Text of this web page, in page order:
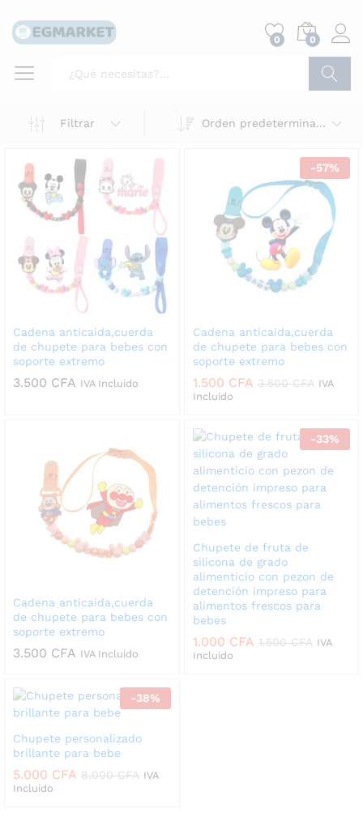
0 0
Filtrar
Orden predeterminado
Cadena anticaida,cuerda
de chupete para bebes con
soporte extremo
3.500 CFA IVA Incluido
-57%
Cadena anticaida,cuerda
de chupete para bebes con
soporte extremo
1.500 CFA 3.500CFA IVA
Incluido
Cadena anticaida,cuerda
de chupete para bebes con
soporte extremo
3.500 CFA IVA Incluido
-33%
Chupete de fruta de
silicona de grado
alimenticio con pezon de
detención impreso para
alimentos frescos para
bebes
1.000 CFA 1.500CFA IVA
Incluido
-38%
Chupete personalizado
brillante para bebe
5.000 CFA 8.000CFA IVA
Incluido